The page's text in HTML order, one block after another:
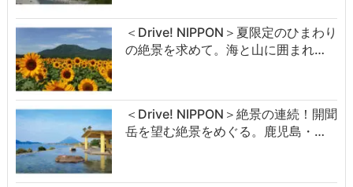
＜Drive! NIPPON＞夏限定のひまわり
の絶景を求めて。海と山に囲まれ…
＜Drive! NIPPON＞絶景の連続！開聞
岳を望む絶景をめぐる。鹿児島・…